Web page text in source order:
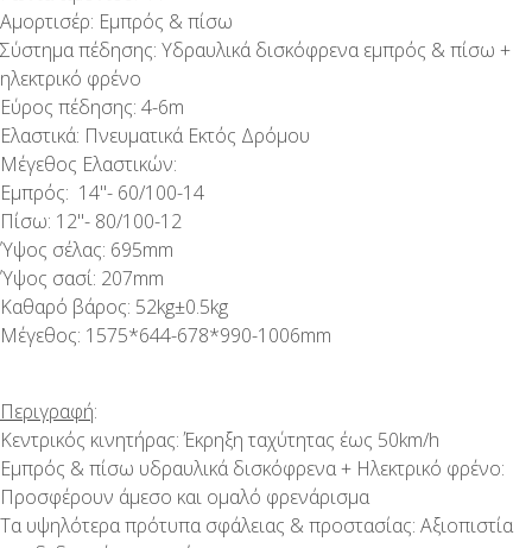
Αμορτισέρ: Εμπρός & πίσω
Σύστημα πέδησης: Υδραυλικά δισκόφρενα εμπρός & πίσω +
ηλεκτρικό φρένο
Εύρος πέδησης: 4-6m
Ελαστικά: Πνευματικά Εκτός Δρόμου
Μέγεθος Ελαστικών:
Εμπρός: 14''- 60/100-14
Πίσω: 12''- 80/100-12
Ύψος σέλας: 695mm
Ύψος σασί: 207mm
Καθαρό βάρος: 52kg±0.5kg
Μέγεθος: 1575*644-678*990-1006mm
Περιγραφή:
Κεντρικός κινητήρας: Έκρηξη ταχύτητας έως 50km/h
Εμπρός & πίσω υδραυλικά δισκόφρενα + Ηλεκτρικό φρένο:
Προσφέρουν άμεσο και ομαλό φρενάρισμα
Τα υψηλότερα πρότυπα σφάλειας & προστασίας: Αξιοπιστία